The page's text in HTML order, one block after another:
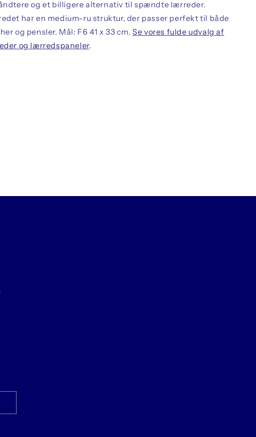
og et billigere alternativ til spændte lærreder.
har en medium-ru struktur, der passer perfekt til både
og pensler. Mål: F6 41 x 33 cm.Se vores fulde udvalg af
og lærredspaneler.